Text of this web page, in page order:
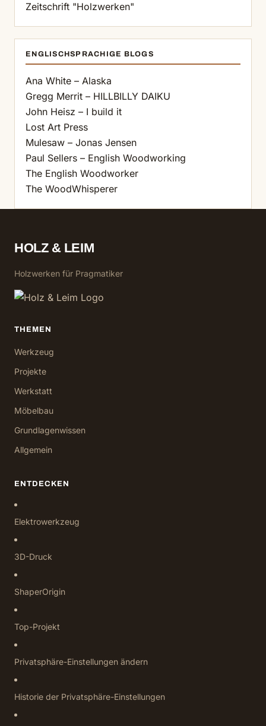
Zeitschrift "Holzwerken"
ENGLISCHSPRACHIGE BLOGS
Ana White – Alaska
Gregg Merrit – HILLBILLY DAIKU
John Heisz – I build it
Lost Art Press
Mulesaw – Jonas Jensen
Paul Sellers – English Woodworking
The English Woodworker
The WoodWhisperer
HOLZ & LEIM
Holzwerken für Pragmatiker
THEMEN
Werkzeug
Projekte
Werkstatt
Möbelbau
Grundlagenwissen
Allgemein
ENTDECKEN
Elektrowerkzeug
3D-Druck
ShaperOrigin
Top-Projekt
Privatsphäre-Einstellungen ändern
Historie der Privatsphäre-Einstellungen